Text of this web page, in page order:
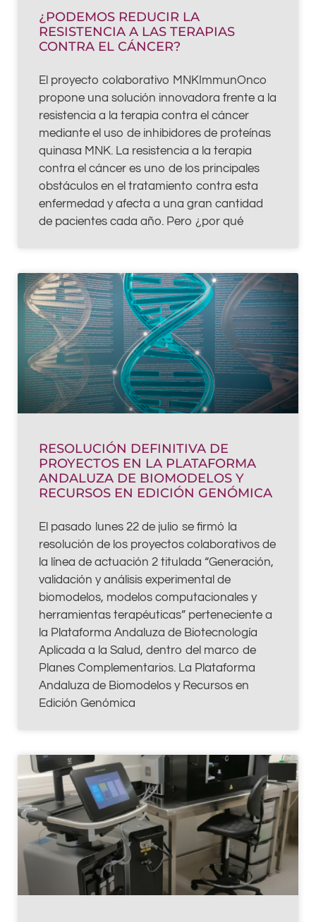
¿PODEMOS REDUCIR LA
RESISTENCIA A LAS TERAPIAS
CONTRA EL CÁNCER?
El proyecto colaborativo MNKImmunOnco
propone una solución innovadora frente a la
resistencia a la terapia contra el cáncer
mediante el uso de inhibidores de proteínas
quinasa MNK. La resistencia a la terapia
contra el cáncer es uno de los principales
obstáculos en el tratamiento contra esta
enfermedad y afecta a una gran cantidad
de pacientes cada año. Pero ¿por qué
RESOLUCIÓN DEFINITIVA DE
PROYECTOS EN LA PLATAFORMA
ANDALUZA DE BIOMODELOS Y
RECURSOS EN EDICIÓN GENÓMICA
El pasado lunes 22 de julio se firmó la
resolución de los proyectos colaborativos de
la línea de actuación 2 titulada “Generación,
validación y análisis experimental de
biomodelos, modelos computacionales y
herramientas terapéuticas” perteneciente a
la Plataforma Andaluza de Biotecnología
Aplicada a la Salud, dentro del marco de
Planes Complementarios. La Plataforma
Andaluza de Biomodelos y Recursos en
Edición Genómica